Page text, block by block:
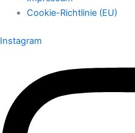
Cookie-Richtlinie (EU)
Instagram